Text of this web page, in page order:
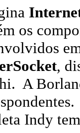
os
,
A
Indy